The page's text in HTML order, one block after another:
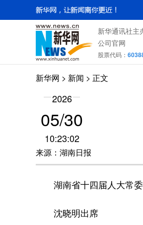
新华通讯社主
公司官网
股票代码：
新华网 > 新闻 > 正文
2026
05/30
10:23:02
来源：湖南日报
湖南省十四届人大常委
沈晓明出席